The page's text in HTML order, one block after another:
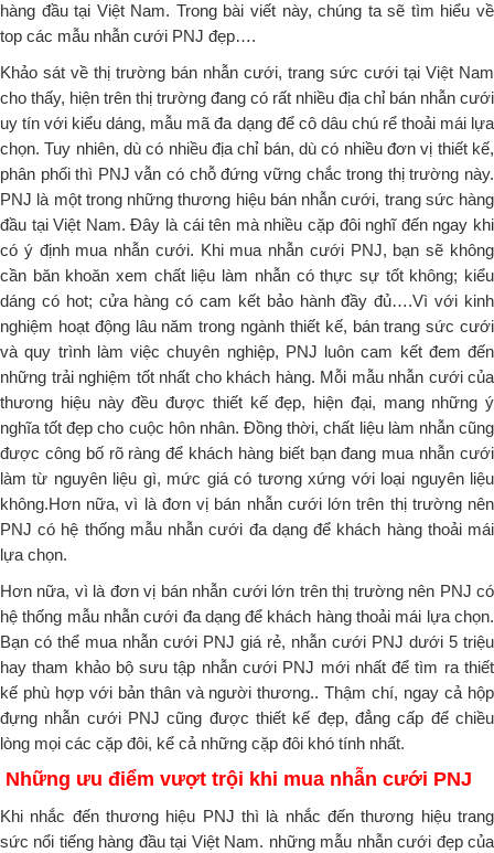
hàng đầu tại Việt Nam. Trong bài viết này, chúng ta sẽ tìm hiểu về
top các mẫu nhẫn cưới PNJ đẹp….
Khảo sát về thị trường bán nhẫn cưới, trang sức cưới tại Việt Nam
cho thấy, hiện trên thị trường đang có rất nhiều địa chỉ bán nhẫn cưới
uy tín với kiểu dáng, mẫu mã đa dạng để cô dâu chú rể thoải mái lựa
chọn. Tuy nhiên, dù có nhiều địa chỉ bán, dù có nhiều đơn vị thiết kế,
phân phối thì PNJ vẫn có chỗ đứng vững chắc trong thị trường này.
PNJ là một trong những thương hiệu bán nhẫn cưới, trang sức hàng
đầu tại Việt Nam. Đây là cái tên mà nhiều cặp đôi nghĩ đến ngay khi
có ý định mua nhẫn cưới. Khi mua nhẫn cưới PNJ, bạn sẽ không
cần băn khoăn xem chất liệu làm nhẫn có thực sự tốt không; kiểu
dáng có hot; cửa hàng có cam kết bảo hành đầy đủ….Vì với kinh
nghiệm hoạt động lâu năm trong ngành thiết kế, bán trang sức cưới
và quy trình làm việc chuyên nghiệp, PNJ luôn cam kết đem đến
những trải nghiệm tốt nhất cho khách hàng. Mỗi mẫu nhẫn cưới của
thương hiệu này đều được thiết kế đẹp, hiện đại, mang những ý
nghĩa tốt đẹp cho cuộc hôn nhân. Đồng thời, chất liệu làm nhẫn cũng
được công bố rõ ràng để khách hàng biết bạn đang mua nhẫn cưới
làm từ nguyên liệu gì, mức giá có tương xứng với loại nguyên liệu
không.Hơn nữa, vì là đơn vị bán nhẫn cưới lớn trên thị trường nên
PNJ có hệ thống mẫu nhẫn cưới đa dạng để khách hàng thoải mái
lựa chọn.
Hơn nữa, vì là đơn vị bán nhẫn cưới lớn trên thị trường nên PNJ có
hệ thống mẫu nhẫn cưới đa dạng để khách hàng thoải mái lựa chọn.
Bạn có thể mua nhẫn cưới PNJ giá rẻ, nhẫn cưới PNJ dưới 5 triệu
hay tham khảo bộ sưu tập nhẫn cưới PNJ mới nhất để tìm ra thiết
kế phù hợp với bản thân và người thương.. Thậm chí, ngay cả hộp
đựng nhẫn cưới PNJ cũng được thiết kế đẹp, đẳng cấp để chiều
lòng mọi các cặp đôi, kể cả những cặp đôi khó tính nhất.
Những ưu điểm vượt trội khi mua nhẫn cưới PNJ
Khi nhắc đến thương hiệu PNJ thì là nhắc đến thương hiệu trang
sức nổi tiếng hàng đầu tại Việt Nam. những mẫu nhẫn cưới đẹp của